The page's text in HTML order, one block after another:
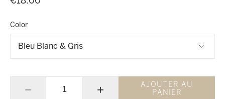
Color
− +
AJOUTER AU
PANIER